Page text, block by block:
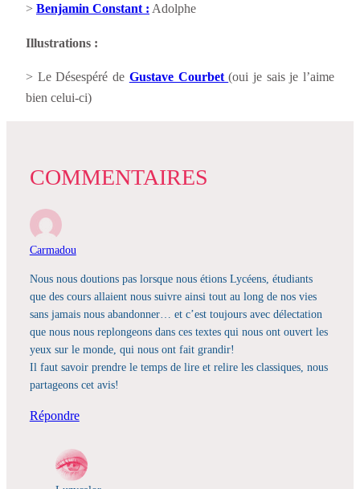
> Benjamin Constant : Adolphe
Illustrations :
> Le Désespéré de Gustave Courbet(oui je sais je l’aime
bien celui-ci)
COMMENTAIRES
Carmadou
Nous nous doutions pas lorsque nous étions Lycéens, étudiants
que des cours allaient nous suivre ainsi tout au long de nos vies
sans jamais nous abandonner… et c’est toujours avec délectation
que nous nous replongeons dans ces textes qui nous ont ouvert les
yeux sur le monde, qui nous ont fait grandir!
Il faut savoir prendre le temps de lire et relire les classiques, nous
partageons cet avis!
Répondre